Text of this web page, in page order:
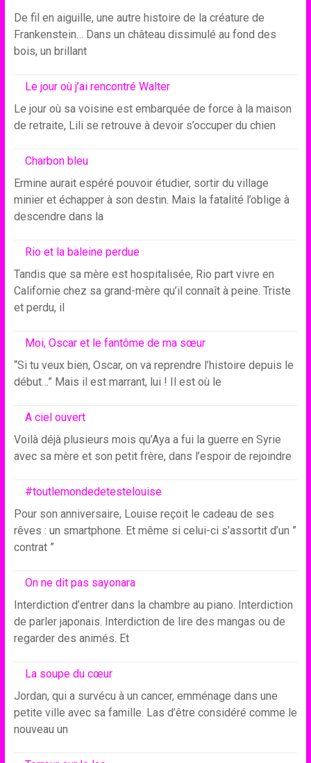
De fil en aiguille, une autre histoire de la créature de
Frankenstein… Dans un château dissimulé au fond des
bois, un brillant
Le jour où j’ai rencontré Walter
Le jour où sa voisine est embarquée de force à la maison
de retraite, Lili se retrouve à devoir s’occuper du chien
Charbon bleu
Ermine aurait espéré pouvoir étudier, sortir du village
minier et échapper à son destin. Mais la fatalité l’oblige à
descendre dans la
Rio et la baleine perdue
Tandis que sa mère est hospitalisée, Rio part vivre en
Californie chez sa grand-mère qu’il connaît à peine. Triste
et perdu, il
Moi, Oscar et le fantôme de ma sœur
“Si tu veux bien, Oscar, on va reprendre l’histoire depuis le
début…” Mais il est marrant, lui ! Il est où le
A ciel ouvert
Voilà déjà plusieurs mois qu’Aya a fui la guerre en Syrie
avec sa mère et son petit frère, dans l’espoir de rejoindre
#toutlemondedetestelouise
Pour son anniversaire, Louise reçoit le cadeau de ses
rêves : un smartphone. Et même si celui-ci s’assortit d’un ”
contrat ”
On ne dit pas sayonara
Interdiction d’entrer dans la chambre au piano. Interdiction
de parler japonais. Interdiction de lire des mangas ou de
regarder des animés. Et
La soupe du cœur
Jordan, qui a survécu à un cancer, emménage dans une
petite ville avec sa famille. Las d’être considéré comme le
nouveau un